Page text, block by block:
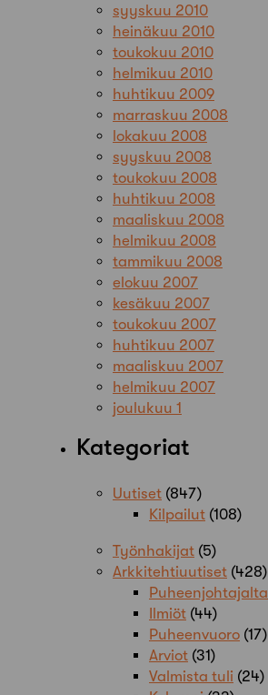
syyskuu 2010
heinäkuu 2010
toukokuu 2010
helmikuu 2010
huhtikuu 2009
marraskuu 2008
lokakuu 2008
syyskuu 2008
toukokuu 2008
huhtikuu 2008
maaliskuu 2008
helmikuu 2008
tammikuu 2008
elokuu 2007
kesäkuu 2007
toukokuu 2007
huhtikuu 2007
maaliskuu 2007
helmikuu 2007
joulukuu 1
Kategoriat
Uutiset (847)
Kilpailut (108)
Työnhakijat (5)
Arkkitehtiuutiset (428)
Puheenjohtajalta
Ilmiöt (44)
Puheenvuoro (17)
Arviot (31)
Valmista tuli (24)